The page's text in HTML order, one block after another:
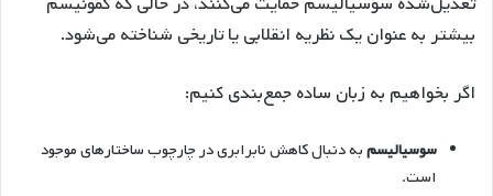
بیشتر به عنوان یک نظریه انقلابی یا تاریخی شناخته می‌شود.
اگر بخواهیم به زبان ساده جمع‌بندی کنیم:
سوسیالیسمبه دنبال کاهش نابرابری در چارچوب ساختارهای موجود
است.